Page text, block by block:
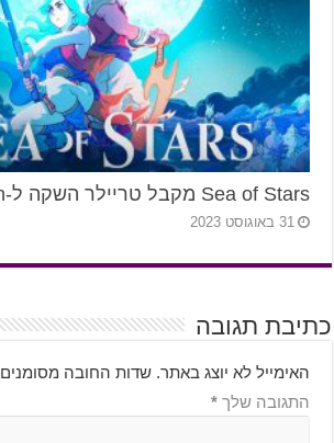
Sea of Stars מקבל טריילר השקה ל-Switch
31 באוגוסט 2023
כתיבת תגובה
האימייל לא יוצג באתר. שדות החובה מסומנים
התגובה שלך *